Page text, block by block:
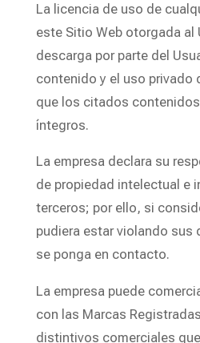
La licencia de uso de
este Sitio Web otorgada al
descarga por parte del
contenido y el uso privado
que los citados
íntegros.
La empresa declara su
de propiedad intelectual e
terceros; por ello, si
pudiera estar violando sus
se ponga en contacto.
La empresa puede
con las Marcas
distintivos comerciales